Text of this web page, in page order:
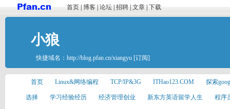
首页 博客 论坛 招聘 文章 下载
小狼
快捷域名： http://blog.pfan.cn/xiangyu [订阅]
首页 Linux&网络编程 TCP/IP&3G ITHao123.COM 探索
选择 学习经验经历 经济管理创业 新东方英语留学人生 程序